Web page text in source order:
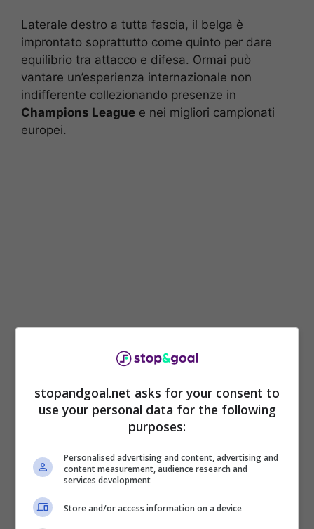
Laterale destro a tutta fascia, il belga è
improntato soprattutto come quinto per dare
equilibrio tra attacco e difesa. Ormai può
vantare un’esperienza internazionale non
indifferente collezionando presenze in
Champions League e nei migliori campionati
europei.
Meunierè pronto a dire addio al
giallonero. Come svelato dal prestigioso
quotidiano tedesco, Bild, Il belga sarebbe ad un
passo dalla cessione dopo aver disputato ben
18 partite. Servono soltanto 3 milioni di euro:
piace soprattutto alMilan, ma attenzione anche
NapoliedInter. La situazione è sempre molto
equilibrata, ma tutto potrebbe cambiare nel giro
stopandgoal.net asks for your consent to
use your personal data for the following
purposes:
Personalised advertising and content, advertising and
content measurement, audience research and
services development
Store and/or access information on a device